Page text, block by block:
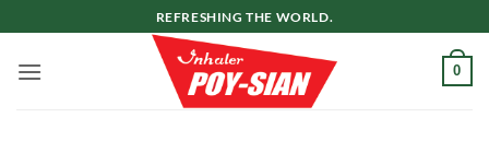
ไป
REFRESHING THE WORLD.
0